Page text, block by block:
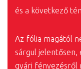
és a következő
Az fólia magától
sárgul jelentősen,
gyári fényezésről